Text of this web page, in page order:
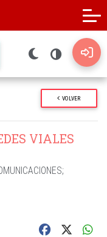
VOLVER
VIALES
;